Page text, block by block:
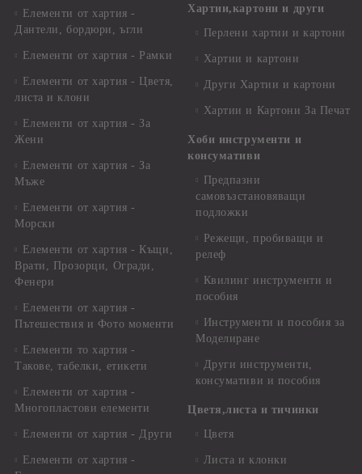
Елементи от хартия -
Дантели, бордюри, ъгли
Елементи от хартия - Рамки
Елементи от хартия - Цветя,
листа и клони
Елементи от хартия - За
Жени
Елементи от хартия - За
Мъже
Елементи от хартия -
Морски
Елементи от хартия - Къщи,
Врати, Прозорци, Огради,
Фенери
Елементи от хартия -
Пътешествия и Фото моменти
Елементи то хартия -
Такове, табелки, етикети
Елементи от хартия -
Многопластови елементи
Елементи от хартия - Други
Елементи от хартия -
Хартии,картони и други
Перлени хартии и картони
Хартии и картони
Други Хартии и картони
Хартии и Картони За Печат
Хоби инструменти и
консумативи
Предпазни
самовъзстановяващи
подложки
Режещи, пробиващи и
релеф
Квилинг инструменти и
пособия
Инструменти и пособия за
Моделиране
Други инструменти,
консумативи и пособия
Цветя,листа и тичинки
Цветя
Листа и клонки